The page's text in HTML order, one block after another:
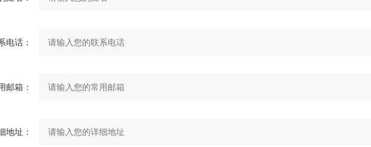
电话：
邮箱：
地址：